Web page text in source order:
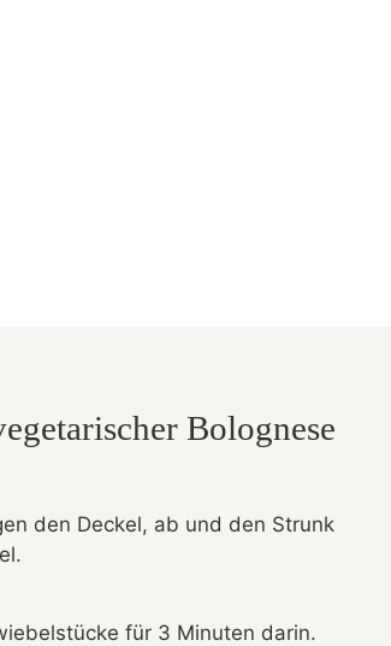
Bolognese
den Deckel, ab und den Strunk
für 3 Minuten darin.